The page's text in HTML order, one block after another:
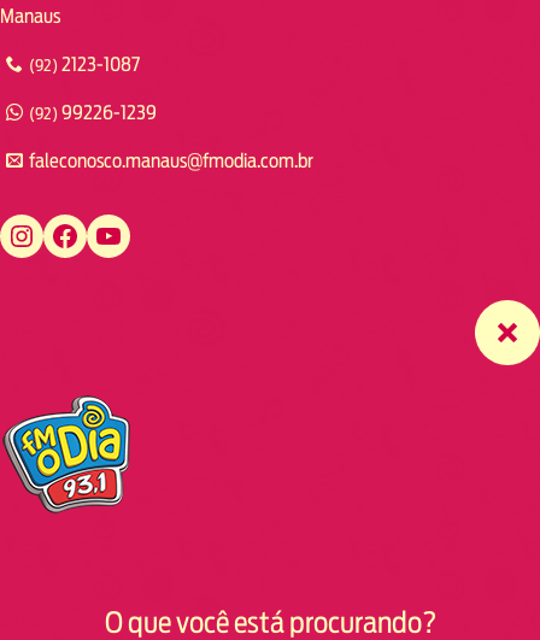
Manaus
(92) 2123-1087
(92) 99226-1239
faleconosco.manaus@fmodia.com.br
https://www.instagram.com/fmodiamanaus/ https://www.facebook.com/fmodiamanaus https://www.youtube.com/user/radiofmodia
O que você está procurando?